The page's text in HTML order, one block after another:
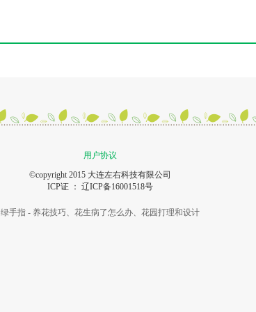
用户协议
©copyright 2015 大连左右科技有限公司
ICP证 ： 辽ICP备16001518号
绿手指 - 养花技巧、花生病了怎么办、花园打理和设计